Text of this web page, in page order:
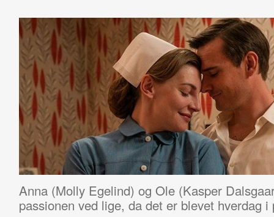
Anna (Molly Egelind) og Ole (Kasper
passionen ved lige, da det er blevet hverdag